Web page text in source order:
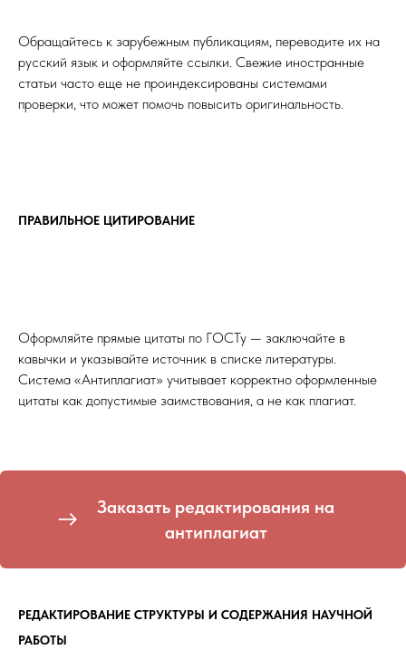
Обращайтесь к зарубежным публикациям, переводите их на
русский язык и оформляйте ссылки. Свежие иностранные
статьи часто еще не проиндексированы системами
проверки, что может помочь повысить оригинальность.
ПРАВИЛЬНОЕ ЦИТИРОВАНИЕ
Оформляйте прямые цитаты по ГОСТу — заключайте в
кавычки и указывайте источник в списке литературы.
Система «Антиплагиат» учитывает корректно оформленные
цитаты как допустимые заимствования, а не как плагиат.
Заказать редактирования на
антиплагиат
РЕДАКТИРОВАНИЕ СТРУКТУРЫ И СОДЕРЖАНИЯ НАУЧНОЙ
РАБОТЫ